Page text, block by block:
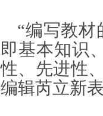
“编写教材
即基本知识
性、先进性
编辑芮立新